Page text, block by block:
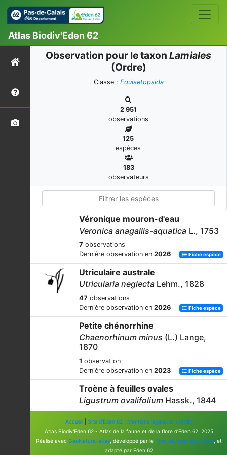
Atlas Biodiv'Eden 62
Observation pour le taxon Lamiales
(Ordre)
Classe : Equisetopsida
2 951
observations
125
espèces
183
observateurs
Véronique mouron-d'eau
Veronica anagallis-aquatica L., 1753
7 observations
Dernière observation en 2026 Fiche espèce
Utriculaire australe
Utricularia neglecta Lehm., 1828
47 observations
Dernière observation en 2026 Fiche espèce
Petite chénorrhine
Chaenorhinum minus (L.) Lange,
1870
1 observation
Dernière observation en 2023 Fiche espèce
Troène à feuilles ovales
Ligustrum ovalifolium Hassk., 1844
Dernière observation en2023 Fiche espèce
Véronique à écus
Accueil| Site d'Eden 62|
Mentions légales et crédits
Atlas Biodiv'Eden 62 - Atlas de la faune et de la flore d'Eden 62, 2025
Réalisé avec GeoNature-atlas, développé par le Parc national des Écrins, et
adapté par Eden 62